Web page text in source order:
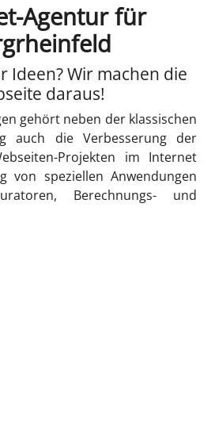
Agentur für
Ideen? Wir machen die
daraus!
gehört neben der klassischen
auch die Verbesserung der
Projekten im Internet
von speziellen Anwendungen
Berechnungs- und